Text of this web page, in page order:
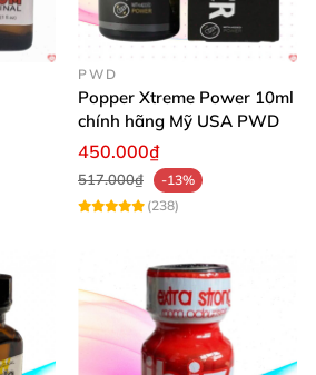
PWD
Popper Xtreme Power 10ml
chính hãng Mỹ USA PWD
450.000₫
517.000₫
-13%
(238)